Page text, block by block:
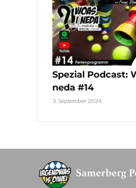
Spezial Podcast:
neda #14
3. September 2024